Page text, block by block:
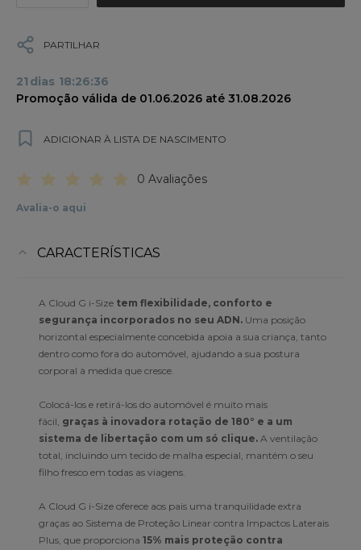
PARTILHAR
21 dias 18:26:36
Promoção válida de 01.06.2026 até 31.08.2026
ADICIONAR À LISTA DE NASCIMENTO
0 Avaliações
Avalia-o aqui
CARACTERÍSTICAS
A Cloud G i-Size tem flexibilidade, conforto e
segurança incorporados no seu ADN. Uma posição
horizontal especialmente concebida apoia a sua criança, tanto
dentro como fora do automóvel, ajudando a sua postura
corporal à medida que cresce.
Colocá-los e retirá-los do automóvel é muito mais
fácil, graças à inovadora rotação de 180° e a um
sistema de libertação com um só clique. A ventilação
total, incluindo um tecido de malha especial, mantém o seu
filho fresco em todas as viagens.
A Cloud G i-Size oferece aos pais uma tranquilidade extra
graças ao Sistema de Proteção Linear contra Impactos Laterais
Plus, que proporciona 15% mais proteção contra